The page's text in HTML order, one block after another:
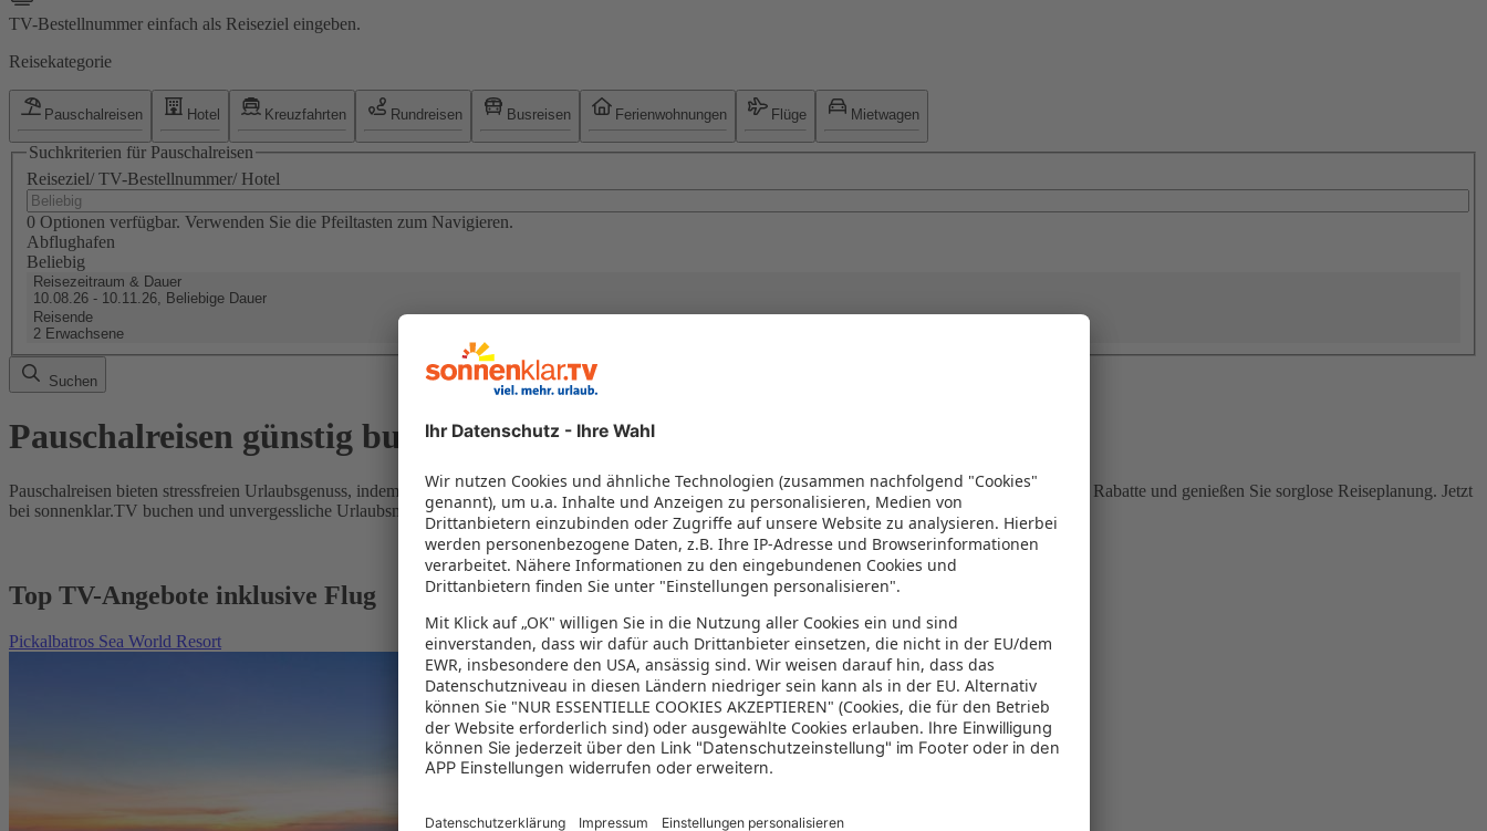
TV-Bestellnummer einfach als Reiseziel eingeben.
Reisekategorie
Pauschalreisen Hotel Kreuzfahrten Rundreisen Busreisen Ferienwohnungen Flüge Mietwagen
Suchkriterien für Pauschalreisen
Reiseziel/ TV-Bestellnummer/ Hotel
0 Optionen verfügbar. Verwenden Sie die Pfeiltasten zum Navigieren.
Abflughafen
Beliebig
Reisezeitraum & Dauer
10.08.26 - 10.11.26, Beliebige Dauer
Reisende
2 Erwachsene
Suchen
Pauschalreisen günstig buchen
Pauschalreisen bieten stressfreien Urlaubsgenuss, indem Flug und Hotel in einem Paket kombiniert werden – das spart Zeit und Geld. Nutzen Sie attraktive Rabatte und genießen Sie sorglose Reiseplanung. Jetzt
bei sonnenklar.TV buchen und unvergessliche Urlaubsmomente erleben!
Top TV-Angebote inklusive Flug
Pickalbatros Sea World Resort